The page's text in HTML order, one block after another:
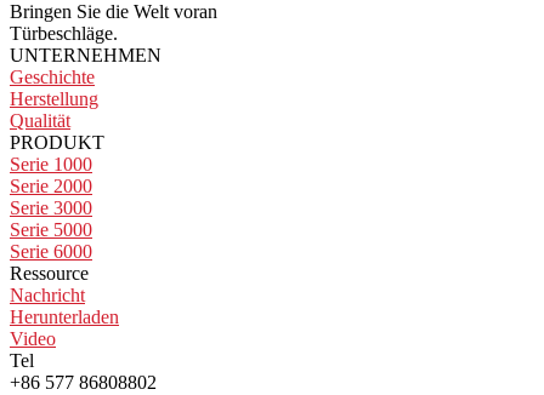
Bringen Sie die Welt voran
Türbeschläge.
UNTERNEHMEN
Geschichte
Herstellung
Qualität
PRODUKT
Serie 1000
Serie 2000
Serie 3000
Serie 5000
Serie 6000
Ressource
Nachricht
Herunterladen
Video
Tel
+86 577 86808802